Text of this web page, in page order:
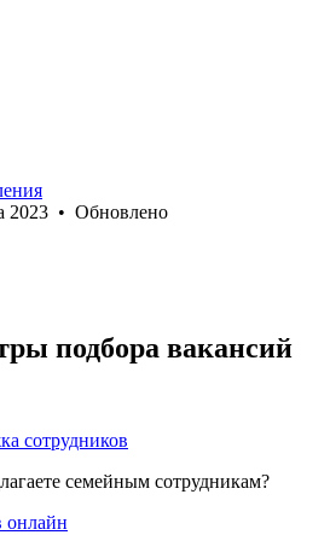
2023 • Обновлено
подбора вакансий
сотрудников
семейным сотрудникам?
онлайн